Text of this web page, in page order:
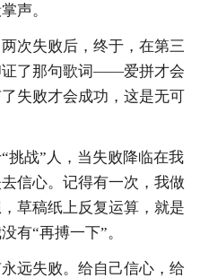
声。
次失败后，终于，在第三
证了那句歌词——爱拼才会
失败才会成功，这是无可
挑战”人，当失败降临在我
信心。记得有一次，我做
草稿纸上反复运算，就是
有“再搏一下”。
远失败。给自己信心，给